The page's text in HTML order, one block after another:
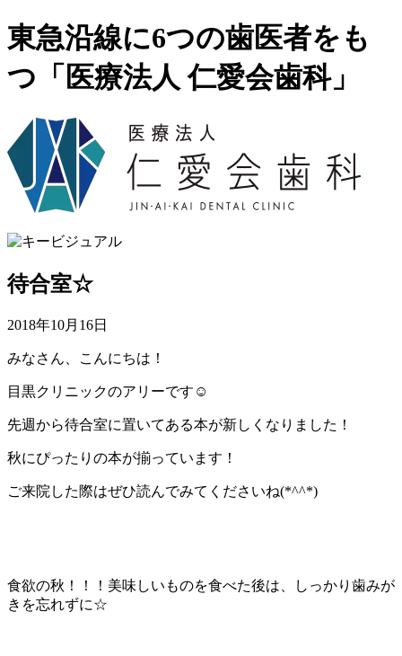
東急沿線に6つの歯医者をも
つ「医療法人 仁愛会歯科」
待合室☆
2018年10月16日
みなさん、こんにちは！
目黒クリニックのアリーです☺︎
先週から待合室に置いてある本が新しくなりました！
秋にぴったりの本が揃っています！
ご来院した際はぜひ読んでみてくださいね(*^^*)
食欲の秋！！！美味しいものを食べた後は、しっかり歯みが
きを忘れずに☆